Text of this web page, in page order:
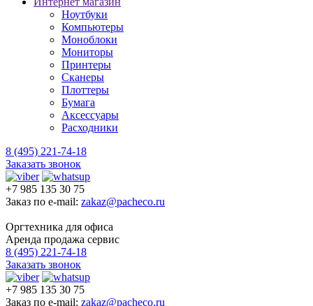
Ноутбуки
Компьютеры
Моноблоки
Мониторы
Принтеры
Сканеры
Плоттеры
Бумага
Аксессуары
Расходники
8 (495) 221-74-18
Заказать звонок
+7 985 135 30 75
Заказ по e-mail: zakaz@pacheco.ru
Оргтехника для офиса
Аренда продажа сервис
8 (495) 221-74-18
Заказать звонок
+7 985 135 30 75
Заказ по e-mail: zakaz@pacheco.ru